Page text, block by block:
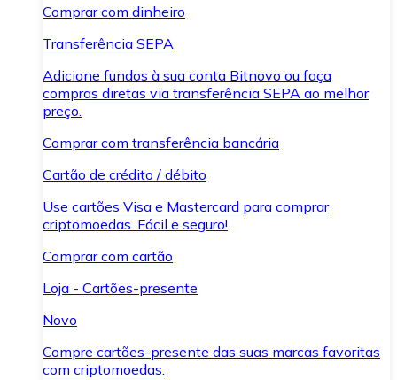
Comprar com dinheiro
Transferência SEPA
Adicione fundos à sua conta Bitnovo ou faça
compras diretas via transferência SEPA ao melhor
preço.
Comprar com transferência bancária
Cartão de crédito / débito
Use cartões Visa e Mastercard para comprar
criptomoedas. Fácil e seguro!
Comprar com cartão
Loja - Cartões-presente
Novo
Compre cartões-presente das suas marcas favoritas
com criptomoedas.